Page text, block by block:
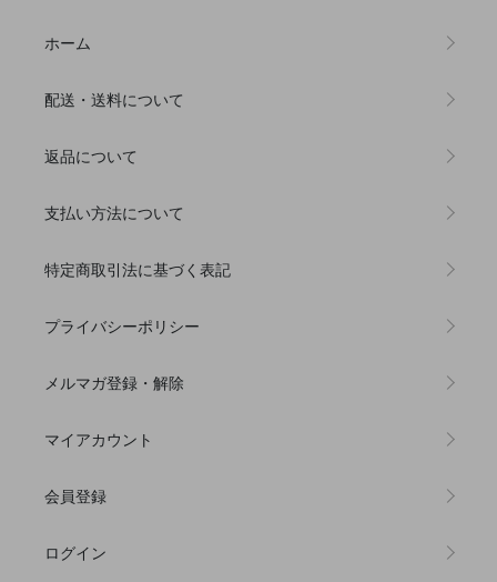
ホーム
配送・送料について
返品について
支払い方法について
特定商取引法に基づく表記
プライバシーポリシー
メルマガ登録・解除
マイアカウント
会員登録
ログイン